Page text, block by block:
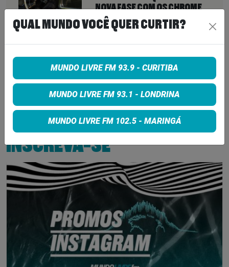
NOVA FASE COM OS CHROME
HEARTS
7 de agosto de 2026
PETER KATSIS, EMPRESÁRIO DO
KORN, LIMP BIZKIT E SMASHING
PUMPKINS, MORRE AOS 69 ANOS
7 de agosto de 2026
INSCREVA-SE
QUAL MUNDO VOCÊ QUER CURTIR?
MUNDO LIVRE FM 93.9 - CURITIBA
MUNDO LIVRE FM 93.1 - LONDRINA
MUNDO LIVRE FM 102.5 - MARINGÁ